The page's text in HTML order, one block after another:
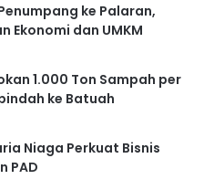
ke Palaran,
Ekonomi dan UMKM
1.000 Ton Sampah per
ke Batuah
Niaga Perkuat Bisnis
PAD